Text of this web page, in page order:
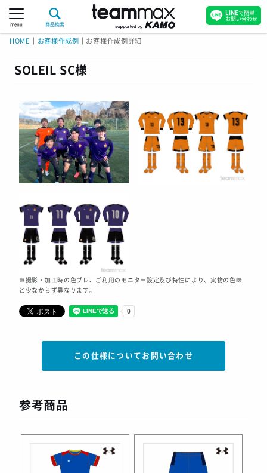
menu 商品検索
HOME お客様作成例 お客様作成例詳細
SOLEIL SC様
※撮影・加工時の色ブレ、ご利用のモニター設定及び特性により、実物の色味
と少なからず異なります。
この仕様についてお問い合わせ
参考商品
LINEで簡単
お問い合わせ